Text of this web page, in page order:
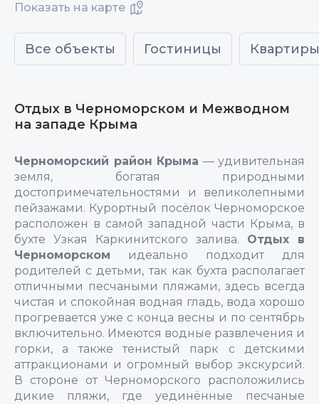
Показать на карте
Все объекты Гостиницы Квартиры
Отдых в Черноморском и Межводном
на западе Крыма
Черноморский район Крыма — удивительная
земля, богатая природными
достопримечательностями и великолепными
пейзажами. Курортный посёлок Черноморское
расположен в самой западной части Крыма, в
бухте Узкая Каркинитского залива. Отдых в
Черноморском идеально подходит для
родителей с детьми, так как бухта располагает
отличными песчаными пляжами, здесь всегда
чистая и спокойная водная гладь, вода хорошо
прогревается уже с конца весны и по сентябрь
включительно. Имеются водные развлечения и
горки, а также тенистый парк с детскими
аттракционами и огромный выбор экскурсий.
В стороне от Черноморского расположились
дикие пляжи, где уединённые песчаные